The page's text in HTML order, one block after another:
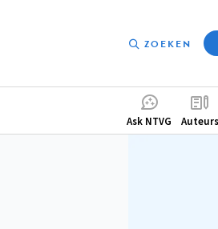
ZOEKEN
Ask NTVG Auteurs